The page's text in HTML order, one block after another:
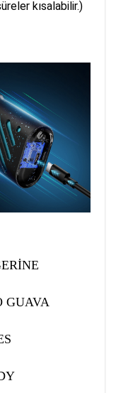
kısalabilir.)
ERİNE
GUAVA